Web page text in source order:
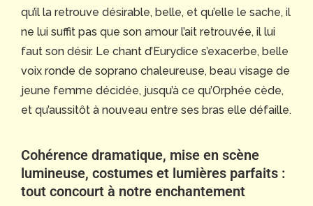
qu’il la retrouve désirable, belle, et qu’elle le sache, il
ne lui suffit pas que son amour l’ait retrouvée, il lui
faut son désir. Le chant d’Eurydice s’exacerbe, belle
voix ronde de soprano chaleureuse, beau visage de
jeune femme décidée, jusqu’à ce qu’Orphée cède,
et qu’aussitôt à nouveau entre ses bras elle défaille.
Cohérence dramatique, mise en scène
lumineuse, costumes et lumières parfaits :
tout concourt à notre enchantement